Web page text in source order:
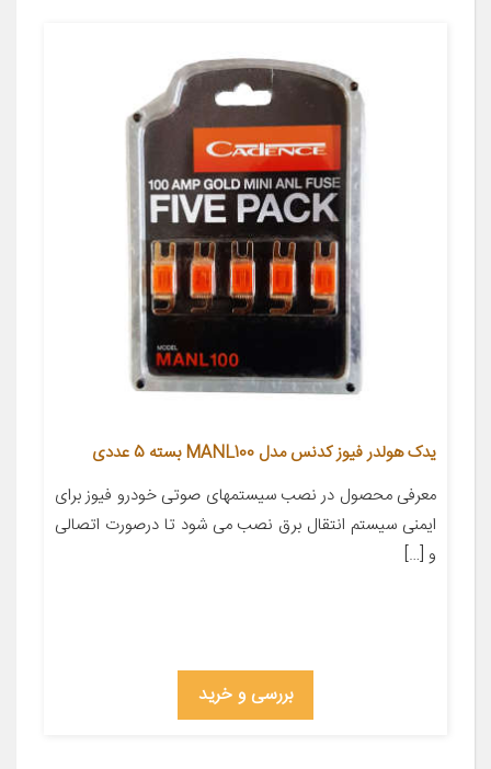
یدک هولدر فیوز کدنس مدل MANL100 بسته 5 عددی
معرفی محصول در نصب سیستمهای صوتی خودرو فیوز برای
ایمنی سیستم انتقال برق نصب می شود تا درصورت اتصالی
و […]
بررسی و خرید